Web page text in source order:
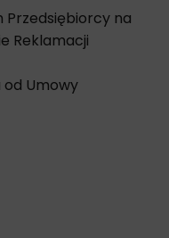
Przedsiębiorcy na
Reklamacji
Umowy